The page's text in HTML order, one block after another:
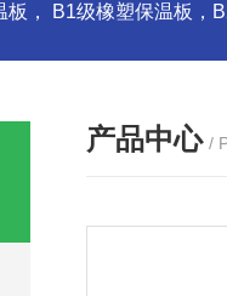
产品中心 /